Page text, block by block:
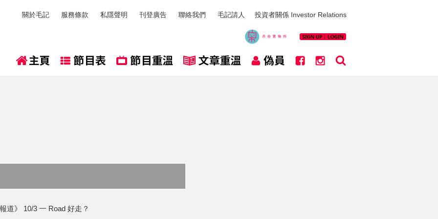
關於毛記 服務條款 私隱聲明 刊登廣告 聯絡我們 毛記請人 投資者關係 Investor Relations
道》 10/3 一 Road 好走？